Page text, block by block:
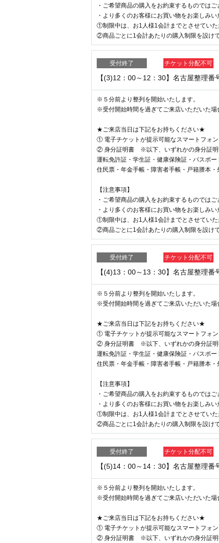
・ご希望商品の購入をお約束するものでは
・より多くのお客様にお買い物をお楽しみ
①制限中は、お1人様1会計までとさせていた
②商品ごとに1会計あたりの購入制限を設けて
受付終了 チケット分配不可
【(3)12：00～12：30】名古屋整理番
※５分前より整列を開始いたします。
※受付開始時間を過ぎてご来店いただいた場
★ご来店当日は下記をお持ちください★
① 電子チケットが提示可能なスマートフォン
② 身分証明書 ※以下、いずれかの身分証明
運転免許証・学生証・健康保険証・パスポ
住民票・年金手帳・障害者手帳・戸籍謄本
【注意事項】
・ご希望商品の購入をお約束するものでは
・より多くのお客様にお買い物をお楽しみ
①制限中は、お1人様1会計までとさせていた
②商品ごとに1会計あたりの購入制限を設けて
受付終了 チケット分配不可
【(4)13：00～13：30】名古屋整理番
※５分前より整列を開始いたします。
※受付開始時間を過ぎてご来店いただいた場
★ご来店当日は下記をお持ちください★
① 電子チケットが提示可能なスマートフォン
② 身分証明書 ※以下、いずれかの身分証明
運転免許証・学生証・健康保険証・パスポ
住民票・年金手帳・障害者手帳・戸籍謄本
【注意事項】
・ご希望商品の購入をお約束するものでは
・より多くのお客様にお買い物をお楽しみ
①制限中は、お1人様1会計までとさせていた
②商品ごとに1会計あたりの購入制限を設けて
受付終了 チケット分配不可
【(5)14：00～14：30】名古屋整理番
※５分前より整列を開始いたします。
※受付開始時間を過ぎてご来店いただいた場
★ご来店当日は下記をお持ちください★
① 電子チケットが提示可能なスマートフォン
② 身分証明書 ※以下、いずれかの身分証明